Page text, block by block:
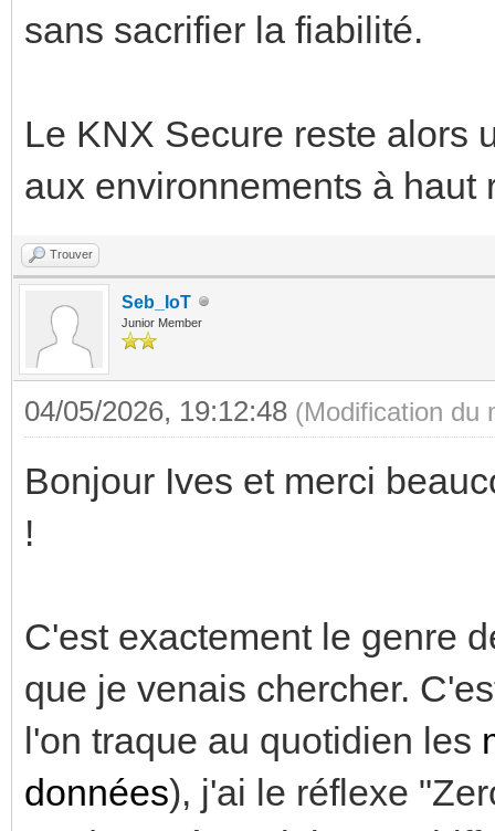
sans sacrifier la fiabilité.
Le KNX Secure reste alors
aux environnements à
Trouver
Seb_IoT
Junior Member
04/05/2026, 19:12:48 (Modification du
Bonjour Ives et merci
!
C'est exactement le genre
que je venais chercher.
l'on traque au quotidien les
données), j'ai le réflexe